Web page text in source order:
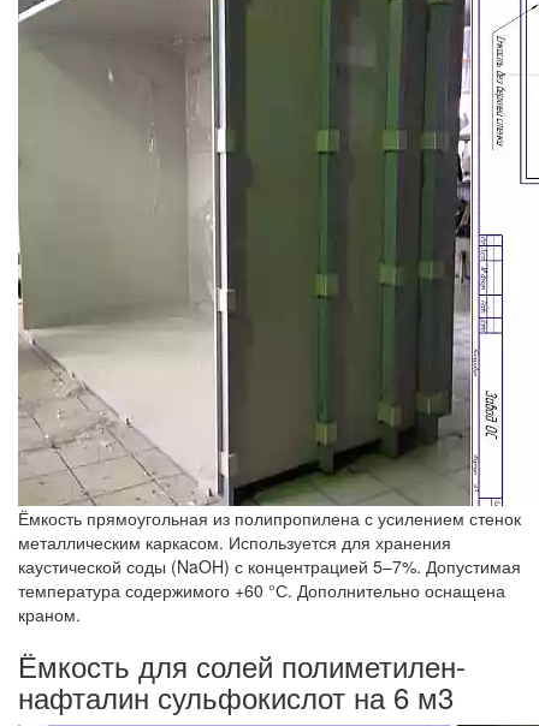
Ёмкость прямоугольная из полипропилена с усилением стенок
металлическим каркасом. Используется для хранения
каустической соды (NaOH) с концентрацией 5–7%. Допустимая
температура содержимого +60 °С. Дополнительно оснащена
краном.
Ёмкость для солей полиметилен-
нафталин сульфокислот на 6 м3